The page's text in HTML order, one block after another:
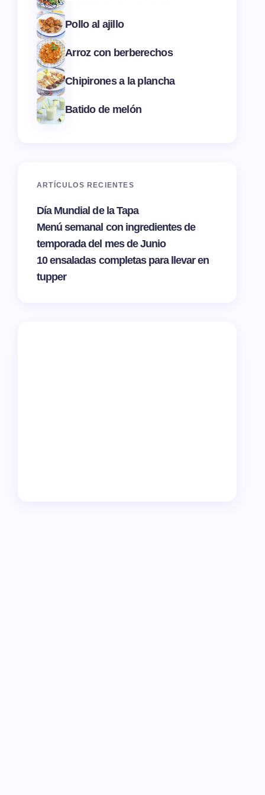
Pollo al ajillo
Arroz con berberechos
Chipirones a la plancha
Batido de melón
ARTÍCULOS RECIENTES
Día Mundial de la Tapa
Menú semanal con ingredientes de
temporada del mes de Junio
10 ensaladas completas para llevar en
tupper